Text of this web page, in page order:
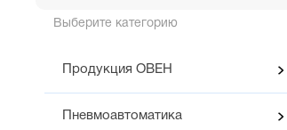
Выберите категорию
Продукция ОВЕН
Пневмоавтоматика